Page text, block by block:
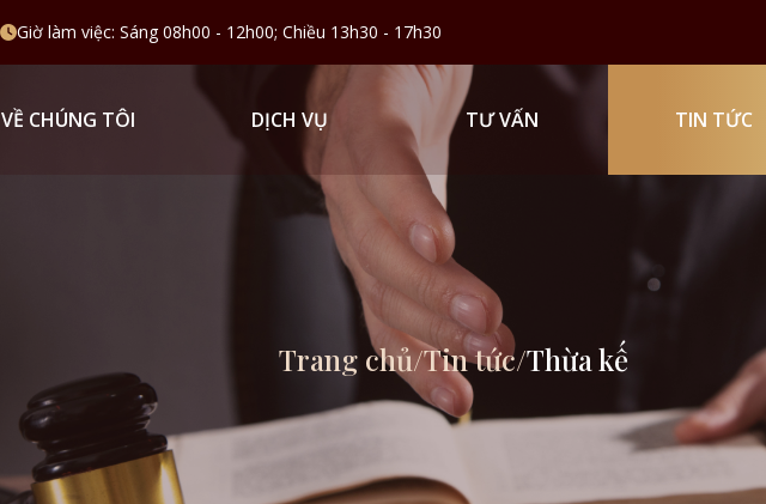
Giờ làm việc: Sáng 08h00 - 12h00; Chiều 13h30 - 17h30
VỀ CHÚNG TÔI DỊCH VỤ TƯ VẤN TIN TỨC
Trang chủ/Tin tức/Thừa kế